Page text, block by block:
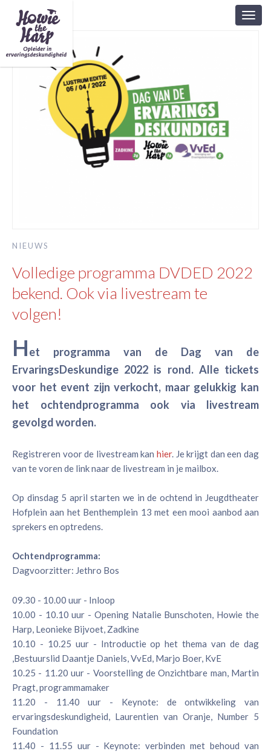
NIEUWS
Volledige programma DVDED 2022
bekend. Ook via livestream te
volgen!
Het programma van de Dag van de
ErvaringsDeskundige 2022 is rond. Alle tickets
voor het event zijn verkocht, maar gelukkig kan
het ochtendprogramma ook via livestream
gevolgd worden.
Registreren voor de livestream kan hier. Je krijgt dan een dag
van te voren de link naar de livestream in je mailbox.
Op dinsdag 5 april starten we in de ochtend in Jeugdtheater
Hofplein aan het Benthemplein 13 met een mooi aanbod aan
sprekers en optredens.
Ochtendprogramma:
Dagvoorzitter: Jethro Bos
09.30 - 10.00 uur - Inloop
10.00 - 10.10 uur - Opening Natalie Bunschoten, Howie the
Harp, Leonieke Bijvoet, Zadkine
10.10 - 10.25 uur - Introductie op het thema van de dag
,Bestuurslid Daantje Daniels, VvEd, Marjo Boer, KvE
10.25 - 11.20 uur - Voorstelling de Onzichtbare man, Martin
Pragt, programmamaker
11.20 - 11.40 uur - Keynote: de ontwikkeling van
ervaringsdeskundigheid, Laurentien van Oranje, Number 5
Foundation
11.40 - 11.55 uur - Keynote: verbinden met behoud van